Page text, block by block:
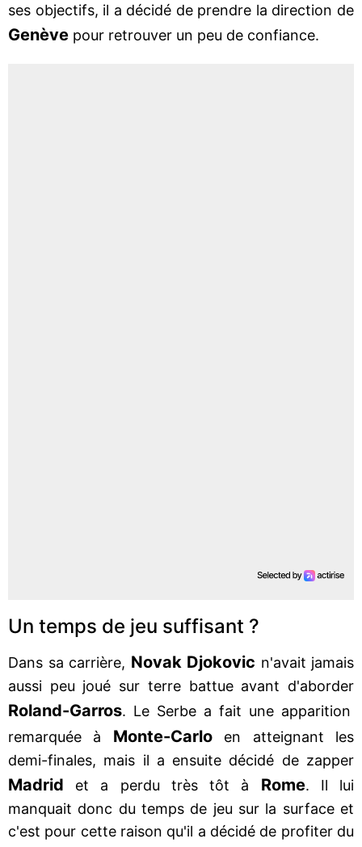
ses objectifs, il a décidé de prendre la direction de
Genève pour retrouver un peu de confiance.
Un temps de jeu suffisant ?
Dans sa carrière, Novak Djokovic n'avait jamais
aussi peu joué sur terre battue avant d'aborder
Roland-Garros. Le Serbe a fait une apparition
remarquée à Monte-Carloen atteignant les
demi-finales, mais il a ensuite décidé de zapper
Madrid et a perdu très tôt à Rome. Il lui
manquait donc du temps de jeu sur la surface et
c'est pour cette raison qu'il a décidé de profiter du